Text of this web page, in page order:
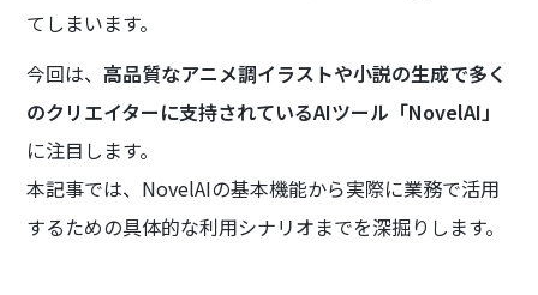
てしまいます。
今回は、 高品質なアニメ調イラストや小説の生成で多く
のクリエイターに支持されているAIツール「NovelAI」
に注目します。
本記事では、NovelAIの基本機能から実際に業務で活用
するための具体的な利用シナリオまでを深掘りします。